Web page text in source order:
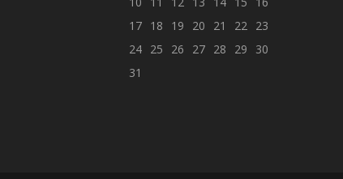
17 18 19 20 21 22
23
24 25 26 27 28 29
30
31